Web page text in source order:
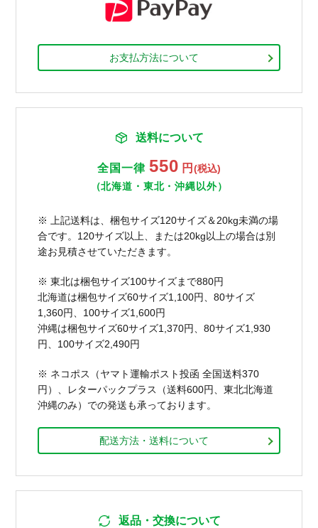
お支払方法について
送料について
全国一律 550 円 (税込)
（北海道・東北・沖縄以外）
※ 上記送料は、梱包サイズ120サイズ＆20kg未満の場
合です。120サイズ以上、または20kg以上の場合は別
途お見積させていただきます。
※ 東北は梱包サイズ100サイズまで880円
北海道は梱包サイズ60サイズ1,100円、80サイズ
1,360円、100サイズ1,600円
沖縄は梱包サイズ60サイズ1,370円、80サイズ1,930
円、100サイズ2,490円
※ ネコポス（ヤマト運輸ポスト投函 全国送料370
円）、レターパックプラス（送料600円、東北北海道
沖縄のみ）での発送も承っております。
配送方法・送料について
返品・交換について